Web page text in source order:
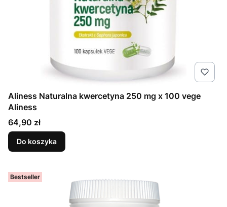
Aliness Naturalna kwercetyna 250 mg x 100 vege
Aliness
Cena
64,90 zł
Do koszyka
Bestseller